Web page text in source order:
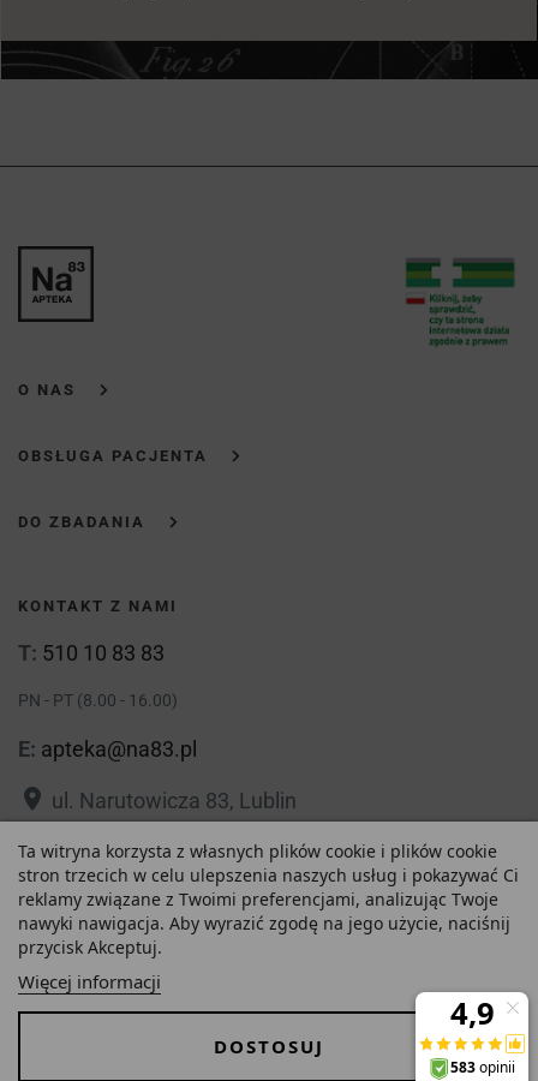
19,37 zł
- +
O NAS
OBSŁUGA PACJENTA
DO ZBADANIA
KONTAKT Z NAMI
T: 510 10 83 83
PN - PT (8.00 - 16.00)
E: apteka@na83.pl
place ul. Narutowicza 83, Lublin
placeul. 1 Maja 36, Lublin
Ta witryna korzysta z własnych plików cookie i plików cookie
stron trzecich w celu ulepszenia naszych usług i pokazywać Ci
reklamy związane z Twoimi preferencjami, analizując Twoje
nawyki nawigacja. Aby wyrazić zgodę na jego użycie, naciśnij
przycisk Akceptuj.
Więcej informacji
DOSTOSUJ
O nas Zezwolenie
FAQ